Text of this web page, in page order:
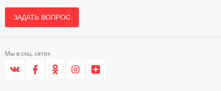
ЗАДАТЬ ВОПРОС
Мы в соц. сетях